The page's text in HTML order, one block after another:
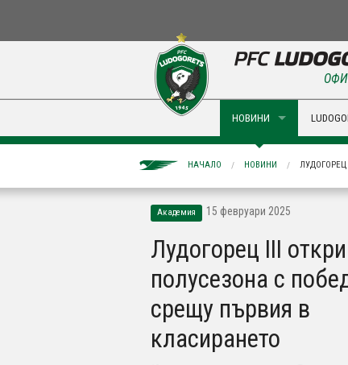
НОВИНИ
НАЧАЛО НОВИНИ
Академия 15 февруари 2025
Лудогорец III откри
полусезона с
срещу първия в
класирането